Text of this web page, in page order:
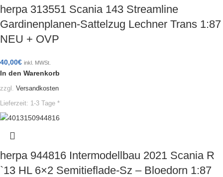
herpa 313551 Scania 143 Streamline
Gardinenplanen-Sattelzug Lechner Trans 1:87
NEU + OVP
40,00€ inkl. MWSt.
In den Warenkorb
zzgl. Versandkosten
Lieferzeit: 1-3 Tage *
herpa 944816 Intermodellbau 2021 Scania R
`13 HL 6×2 Semitieflade-Sz – Bloedorn 1:87